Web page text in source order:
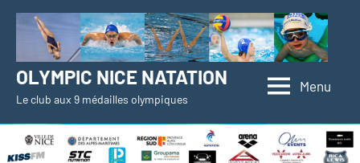
Aller
OLYMPIC NICE NATATION
Le club aux 9 médailles olympiques
Menu